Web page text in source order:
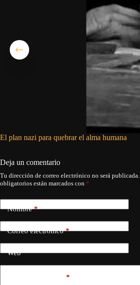
El plan nazi para quebrar el alma humana
Deja un comentario
Tu dirección de correo electrónico no será publicada.
obligatorios están marcados con *
Nombre*
Correo electrónico*
Web
*